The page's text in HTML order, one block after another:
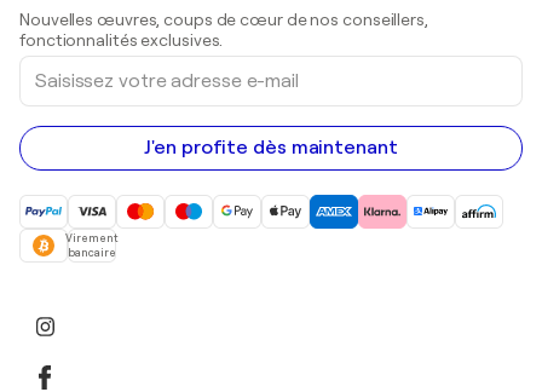
Peintures acryliques
Nouvelles œuvres, coups de cœur de nos conseillers,
fonctionnalités exclusives.
Saisissez
votre
adresse
e-
mail
J'en profite dès maintenant
Virement
bancaire